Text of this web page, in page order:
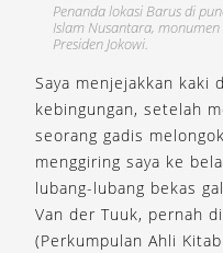
Penanda lokasi Barus di
Islam Nusantara,
Presiden Jokowi.
Saya menjejakkan kaki
kebingungan, setelah
seorang gadis
menggiring saya ke
lubang-lubang bekas
Van der Tuuk, pernah
(Perkumpulan Ahli